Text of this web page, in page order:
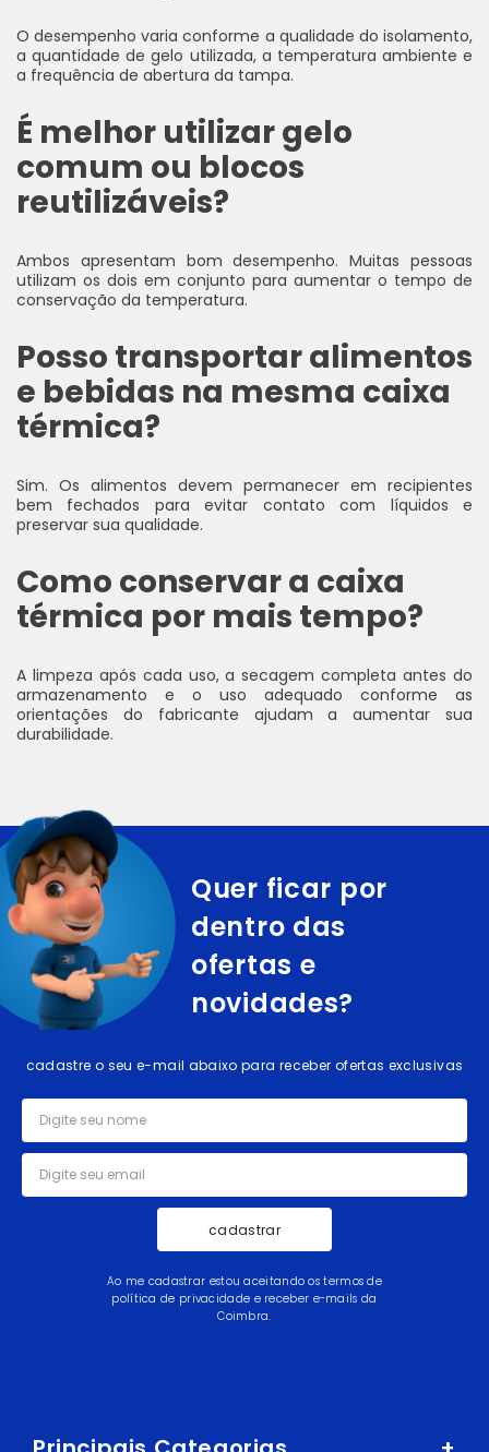
O desempenho varia conforme a qualidade do isolamento,
a quantidade de gelo utilizada, a temperatura ambiente e
a frequência de abertura da tampa.
É melhor utilizar gelo
comum ou blocos
reutilizáveis?
Ambos apresentam bom desempenho. Muitas pessoas
utilizam os dois em conjunto para aumentar o tempo de
conservação da temperatura.
Posso transportar alimentos
e bebidas na mesma caixa
térmica?
Sim. Os alimentos devem permanecer em recipientes
bem fechados para evitar contato com líquidos e
preservar sua qualidade.
Como conservar a caixa
térmica por mais tempo?
A limpeza após cada uso, a secagem completa antes do
armazenamento e o uso adequado conforme as
orientações do fabricante ajudam a aumentar sua
durabilidade.
Quer ficar por
dentro das
ofertas e
novidades?
cadastre o seu e-mail abaixo para receber ofertas exclusivas
cadastrar
Ao me cadastrar estou aceitando os termos de
política de privacidade e receber e-mails da
Coimbra.